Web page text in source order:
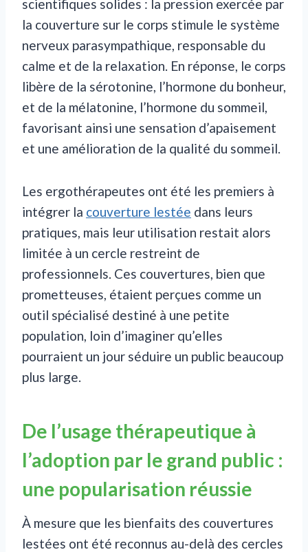
scientifiques solides : la pression exercée par
la couverture sur le corps stimule le système
nerveux parasympathique, responsable du
calme et de la relaxation. En réponse, le corps
libère de la sérotonine, l’hormone du bonheur,
et de la mélatonine, l’hormone du sommeil,
favorisant ainsi une sensation d’apaisement
et une amélioration de la qualité du sommeil.
Les ergothérapeutes ont été les premiers à
intégrer la couverture lestée dans leurs
pratiques, mais leur utilisation restait alors
limitée à un cercle restreint de
professionnels. Ces couvertures, bien que
prometteuses, étaient perçues comme un
outil spécialisé destiné à une petite
population, loin d’imaginer qu’elles
pourraient un jour séduire un public beaucoup
plus large.
De l’usage thérapeutique à
l’adoption par le grand public :
une popularisation réussie
À mesure que les bienfaits des couvertures
lestées ont été reconnus au-delà des cercles